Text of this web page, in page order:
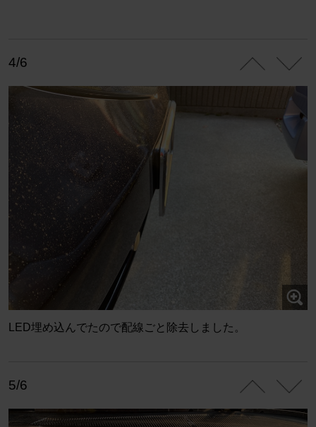
4/6
LED埋め込んでたので配線ごと除去しました。
5/6